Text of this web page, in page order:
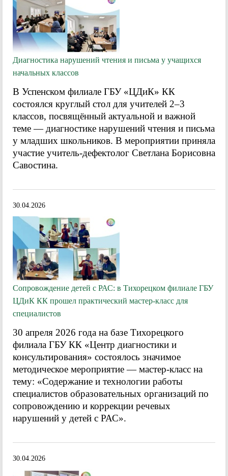
Диагностика нарушений чтения и письма у учащихся
начальных классов
В Успенском филиале ГБУ «ЦДиК» КК
состоялся круглый стол для учителей 2–3
классов, посвящённый актуальной и важной
теме — диагностике нарушений чтения и письма
у младших школьников. В мероприятии приняла
участие учитель-дефектолог Светлана Борисовна
Савостина.
30.04.2026
Сопровождение детей с РАС: в Тихорецком филиале ГБУ
ЦДиК КК прошел практический мастер-класс для
специалистов
30 апреля 2026 года на базе Тихорецкого
филиала ГБУ КК «Центр диагностики и
консультирования» состоялось значимое
методическое мероприятие — мастер-класс на
тему: «Содержание и технологии работы
специалистов образовательных организаций по
сопровождению и коррекции речевых
нарушений у детей с РАС».
30.04.2026